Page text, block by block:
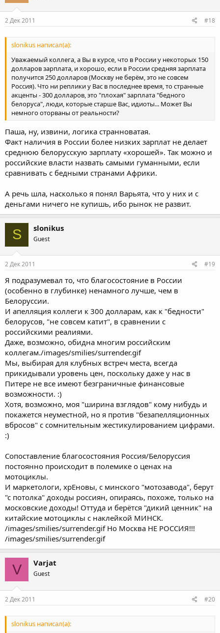
2 Дек 2011 #18
slonikus написал(а):
Уважаемый коллега, а Вы в курсе, что в России у некоторых 150
долларов зарплата, и хорошо, если в России средняя зарплата
получится 250 долларов (Москву не берём, это не совсем
Россия). Что ни реплики у Вас в последнее время, то странные
акценты - 300 долларов, это "плохая" зарплата "бедного
белоруса", люди, которые старше Вас, идиоты... Может Вы
немного оторваны от реальности?
Паша, ну, извини, логика странноватая.
Факт наличия в России более низких зарплат не делает
среднюю белорусскую зарплату «хорошей». Так можно и
российские власти назвать самыми гуманными, если
сравнивать с бедными странами Африки.
А речь шла, насколько я понял Варьята, что у них и с
деньгами ничего не купишь, ибо рынок не развит.
S slonikus
Guest
2 Дек 2011 #19
Я подразумевал то, что благосостояние в России
(особенно в глубинке) ненамного лучше, чем в
Белоруссии.
И апелляция коллеги к 300 долларам, как к "бедности"
белорусов, "не совсем катит", в сравнении с
российскими реалиями.
Даже, возможно, обидна многим российским
коллегам./images/smilies/surrender.gif
Мы, выбирая для клубных встреч места, всегда
прикидывали уровень цен, поскольку даже у нас в
Питере не все имеют безграничные финансовые
возможности. :)
Хотя, возможно, моя "ширина взглядов" кому нибудь и
покажется неуместной, но я против "безапелляционных
вбросов" с сомнительным жестикулированием цифрами.
:)
Сопоставление благосостояния Россия/Белоруссия
постоянно происходит в полемике о ценах на
мотоциклы.
И маркетологи, хрЕновы, с минского "мотозавода", берут
"с потолка" доходы россиян, опираясь, похоже, только на
московские доходы! Оттуда и берётся "дикий ценник" на
китайские мотоциклы с наклейкой МИНСК.
/images/smilies/surrender.gif Но Москва НЕ РОССИЯ!!!
/images/smilies/surrender.gif
V Varjat
Guest
2 Дек 2011 #20
slonikus написал(а):